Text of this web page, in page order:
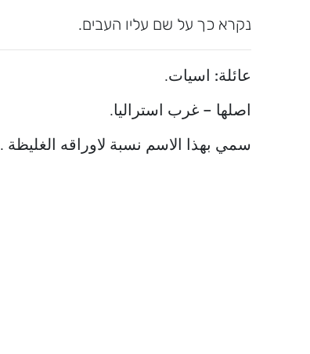
נקרא כך על שם עליו העבים.
عائلة: اسيات.
اصلها – غرب استراليا.
سمي بهذا الاسم نسبة لاوراقه الغليظة .